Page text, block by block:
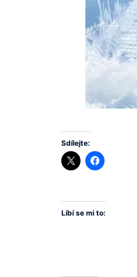
Sdílejte:
Líbí se mi to: